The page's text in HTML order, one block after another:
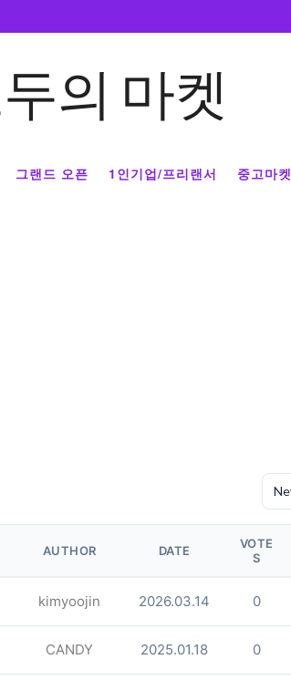
그랜드 오픈 1인기업/프리랜서 중고마켓
AUTHOR DATE
VOTE
S
kimyoojin 2026.03.14 0
CANDY 2025.01.18 0